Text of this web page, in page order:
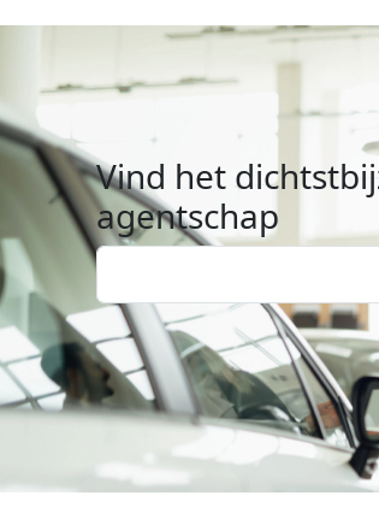
Vind het
agentschap